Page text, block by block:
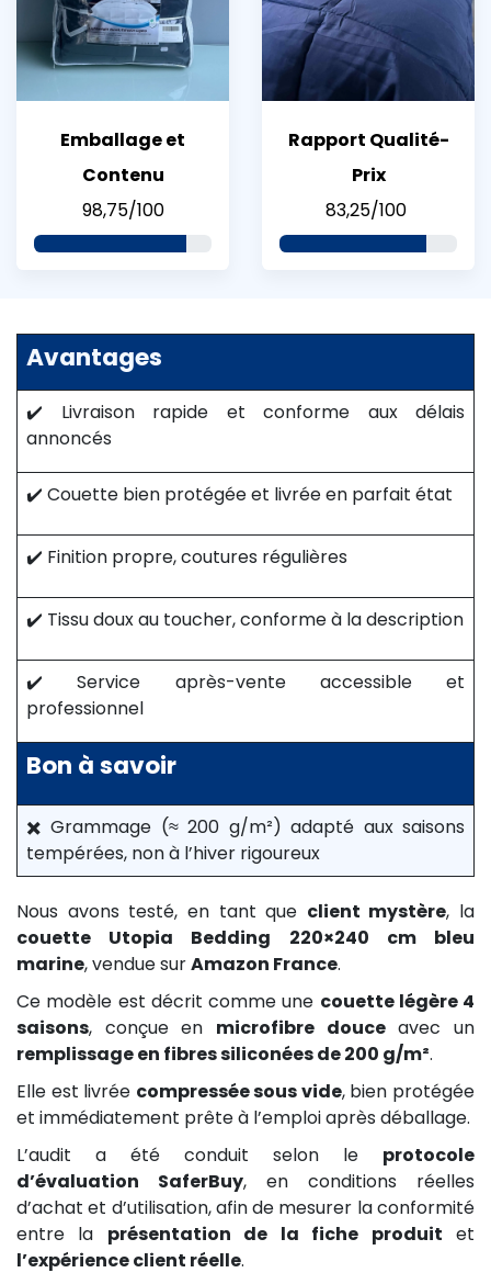
Rapport Qualité-
Prix
83,25/100
Emballage et
Contenu
98,75/100
Avantages
✔️ Livraison rapide et conforme aux délais
annoncés
✔️ Couette bien protégée et livrée en parfait état
✔️ Finition propre, coutures régulières
✔️ Tissu doux au toucher, conforme à la description
✔️ Service après-vente accessible et
professionnel
Bon à savoir
✖️ Grammage (≈ 200 g/m²) adapté aux saisons
tempérées, non à l’hiver rigoureux
Nous avons testé, en tant que client mystère, la
couette Utopia Bedding 220×240 cm bleu
marine, vendue surAmazon France.
Ce modèle est décrit comme une couette légère 4
saisons, conçue en microfibre douceavec un
remplissage en fibres siliconées de 200 g/m².
Elle est livrée compressée sous vide, bien protégée
et immédiatement prête à l’emploi après déballage.
L’audit a été conduit selon le protocole
d’évaluation SaferBuy, en conditions réelles
d’achat et d’utilisation, afin de mesurer la conformité
entre la présentation de la fiche produit et
l’expérience client réelle.